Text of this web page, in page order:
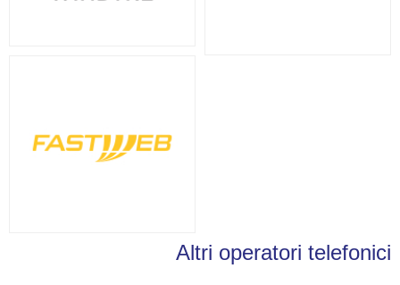
Altri operatori telefonici